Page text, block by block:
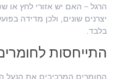
הרגל – האם יש אזורי לחץ או
יצרנים שונים, ולכן מדידה
בלבד.
התייחסות
החומרים המרכיבים את הנעל